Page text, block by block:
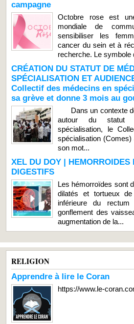
campagne
Octobre rose est
mondiale de
sensibiliser les
cancer du sein et à
recherche. Le symbole
CRÉATION DU STATUT DE
SPÉCIALISATION ET
Collectif des médecins en
sa grève et donne 3 mois au
Dans un contexte
autour du statut
spécialisation, le
spécialisation
son mot...
XEL DU DOY | HEMORROIDES
DIGESTIFS
Les hémorroïdes sont
dilatés et tortueux
inférieure du
gonflement des
augmentation de la...
RELIGION
Apprendre à lire le Coran
https://www.le-